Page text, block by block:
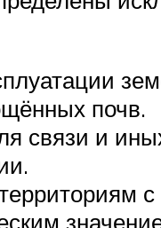
почв.
связи и